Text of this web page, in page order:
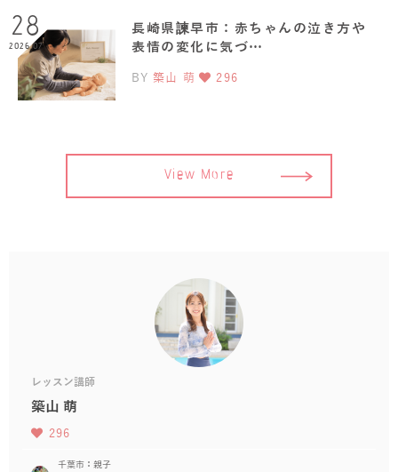
28
2026.07
長崎県諫早市：赤ちゃんの泣き方や
表情の変化に気づ…
BY 築山 萌 296
View More
レッスン講師
築山 萌
296
千葉市：親子